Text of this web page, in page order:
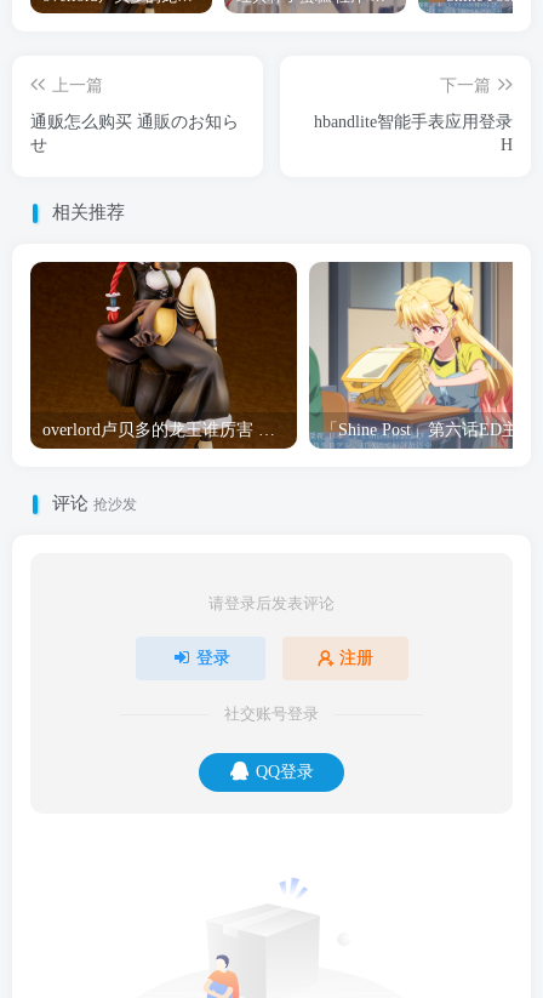
上一篇
通贩怎么购买 通販のお知ら
せ
下一篇
hbandlite智能手表应用登录
H
相关推荐
overlord卢贝多的龙王谁厉害 「Overlord」露普斯蕾琪娜·贝塔手办开订
评论 抢沙发
请登录后发表评论
登录 注册
社交账号登录
QQ登录